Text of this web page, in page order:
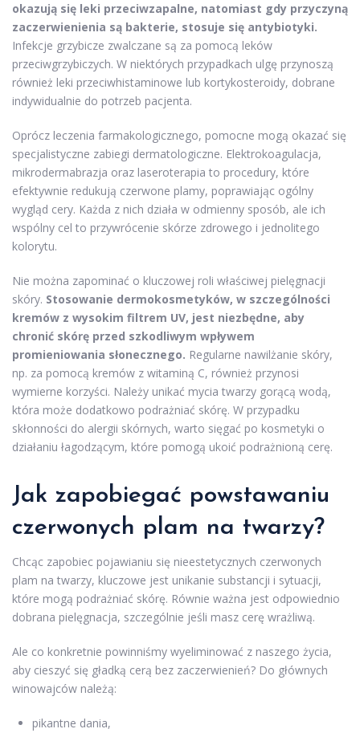
okazują się leki przeciwzapalne, natomiast gdy przyczyną
zaczerwienienia są bakterie, stosuje się antybiotyki.
Infekcje grzybicze zwalczane są za pomocą leków
przeciwgrzybiczych. W niektórych przypadkach ulgę przynoszą
również leki przeciwhistaminowe lub kortykosteroidy, dobrane
indywidualnie do potrzeb pacjenta.
Oprócz leczenia farmakologicznego, pomocne mogą okazać się
specjalistyczne zabiegi dermatologiczne. Elektrokoagulacja,
mikrodermabrazja oraz laseroterapia to procedury, które
efektywnie redukują czerwone plamy, poprawiając ogólny
wygląd cery. Każda z nich działa w odmienny sposób, ale ich
wspólny cel to przywrócenie skórze zdrowego i jednolitego
kolorytu.
Nie można zapominać o kluczowej roli właściwej pielęgnacji
skóry. Stosowanie dermokosmetyków, w szczególności
kremów z wysokim filtrem UV, jest niezbędne, aby
chronić skórę przed szkodliwym wpływem
promieniowania słonecznego. Regularne nawilżanie skóry,
np. za pomocą kremów z witaminą C, również przynosi
wymierne korzyści. Należy unikać mycia twarzy gorącą wodą,
która może dodatkowo podrażniać skórę. W przypadku
skłonności do alergii skórnych, warto sięgać po kosmetyki o
działaniu łagodzącym, które pomogą ukoić podrażnioną cerę.
Jak zapobiegać powstawaniu
czerwonych plam na twarzy?
Chcąc zapobiec pojawianiu się nieestetycznych czerwonych
plam na twarzy, kluczowe jest unikanie substancji i sytuacji,
które mogą podrażniać skórę. Równie ważna jest odpowiednio
dobrana pielęgnacja, szczególnie jeśli masz cerę wrażliwą.
Ale co konkretnie powinniśmy wyeliminować z naszego życia,
aby cieszyć się gładką cerą bez zaczerwienień? Do głównych
winowajców należą:
pikantne dania,